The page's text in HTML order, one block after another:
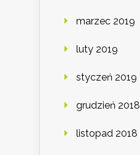
marzec 2019
luty 2019
styczeń 2019
grudzień 2018
listopad 2018